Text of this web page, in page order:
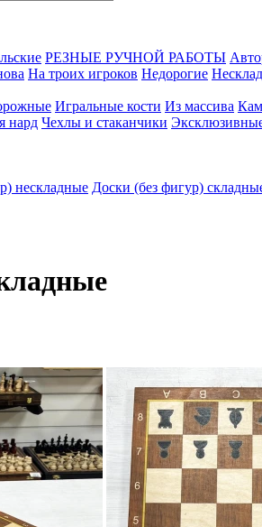
РЕЗНЫЕ РУЧНОЙ РАБОТЫ
На троих игроков Недорогие
Игральные кости Из массива
нард Чехлы и стаканчики
нескладные Доски (без фигур)